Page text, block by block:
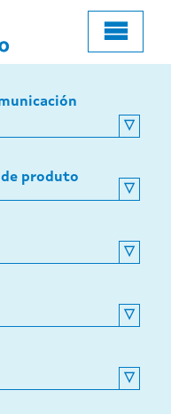
produto